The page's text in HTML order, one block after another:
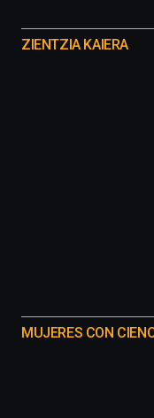
proyectos
ZIENTZIA KAIERA
MUJERES CON